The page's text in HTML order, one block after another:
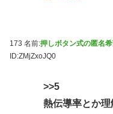
173 名前:押しボタン式の匿名
ID:ZMjZxoJQ0
>>5
熱伝導率とか